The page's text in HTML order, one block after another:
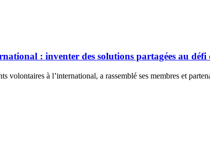
: inventer des solutions partagées au défi
volontaires à l’international, a rassemblé ses membres et